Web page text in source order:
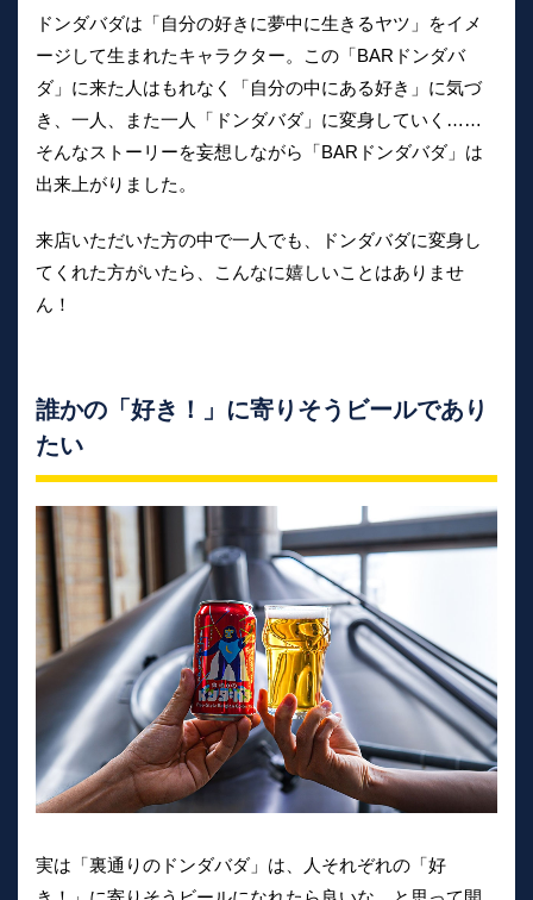
ドンダバダは「自分の好きに夢中に生きるヤツ」をイメ
ージして生まれたキャラクター。この「BARドンダバ
ダ」に来た人はもれなく「自分の中にある好き」に気づ
き、一人、また一人「ドンダバダ」に変身していく……
そんなストーリーを妄想しながら「BARドンダバダ」は
出来上がりました。
来店いただいた方の中で一人でも、ドンダバダに変身し
てくれた方がいたら、こんなに嬉しいことはありませ
ん！
誰かの「好き！」に寄りそうビールであり
たい
実は「裏通りのドンダバダ」は、人それぞれの「好